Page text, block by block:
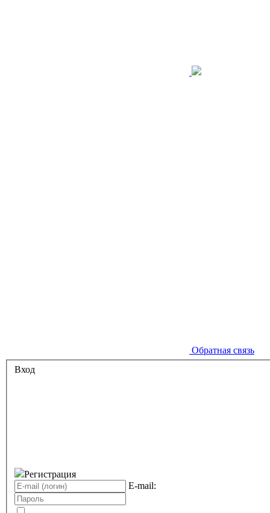
Обратная связь
Вход
Регистрация
E-mail: